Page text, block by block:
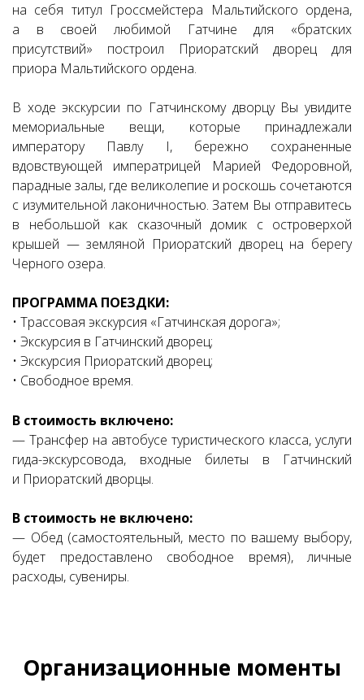
на себя титул Гроссмейстера Мальтийского ордена,
а в своей любимой Гатчине для «братских
присутствий» построил Приоратский дворец для
приора Мальтийского ордена.
В ходе экскурсии по Гатчинскому дворцу Вы увидите
мемориальные вещи, которые принадлежали
императору Павлу I, бережно сохраненные
вдовствующей императрицей Марией Федоровной,
парадные залы, где великолепие и роскошь сочетаются
с изумительной лаконичностью. Затем Вы отправитесь
в небольшой как сказочный домик с островерхой
крышей — земляной Приоратский дворец на берегу
Черного озера.
ПРОГРАММА ПОЕЗДКИ:
• Трассовая экскурсия «Гатчинская дорога»;
• Экскурсия в Гатчинский дворец;
• Экскурсия Приоратский дворец;
• Свободное время.
В стоимость включено:
— Трансфер на автобусе туристического класса, услуги
гида-экскурсовода, входные билеты в Гатчинский
и Приоратский дворцы.
В стоимость не включено:
— Обед (самостоятельный, место по вашему выбору,
будет предоставлено свободное время), личные
расходы, сувениры.
Организационные моменты